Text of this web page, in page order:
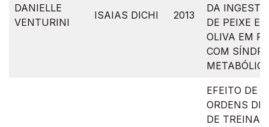
DANIELLE
VENTURINI
ISAIAS DICHI 2013
DA
DE PEIXE E
OLIVA EM
COM
EFEITO DE
ORDENS DE
DE